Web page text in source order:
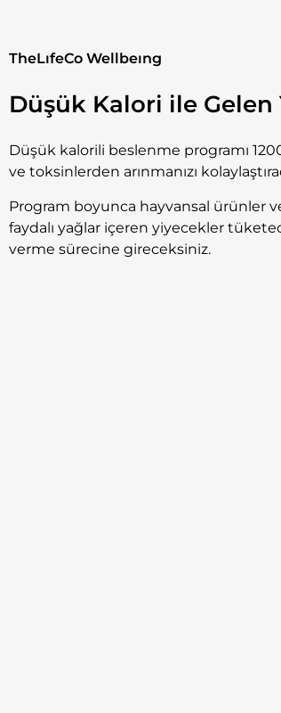
TheLıfeCo Wellbeıng
Düşük Kalori ile Gelen
Düşük kalorili beslenme programı
ve toksinlerden arınmanızı
Program boyunca hayvansal ürünler
faydalı yağlar içeren yiyecekler
verme sürecine gireceksiniz.